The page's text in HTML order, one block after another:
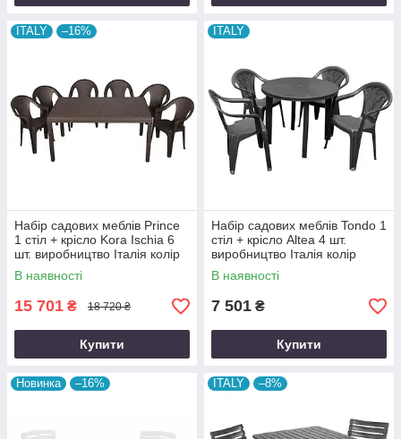
ITALY –16%
Набір садових меблів Prince
1 стіл + крісло Kora Ischia 6
шт. виробництво Італія колір
Коричневий
В наявності
15 701 ₴ 18 720 ₴
Купити
ITALY
Набір садових меблів Tondo 1
стіл + крісло Altea 4 шт.
виробництво Італія колір
антрацит
В наявності
7 501 ₴
Купити
Новинка –16% ITALY –8%